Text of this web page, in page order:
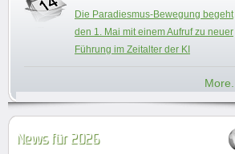
Die Paradiesmus-Bewegung begeht
den 1. Mai mit einem Aufruf zu neuer
Führung im Zeitalter der KI
More...
News für 2026